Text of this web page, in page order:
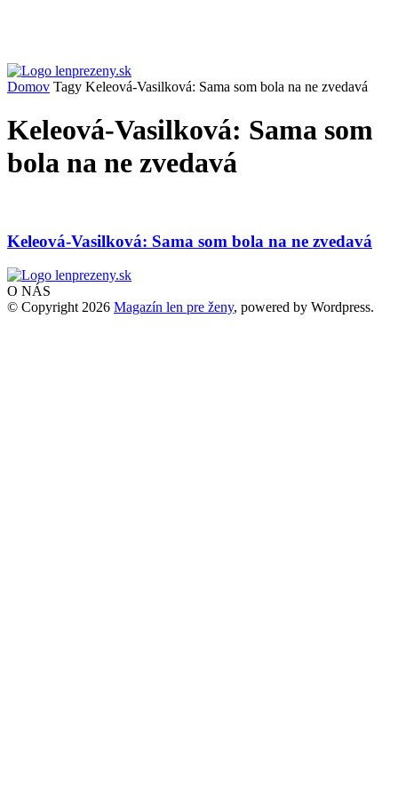
Domov Tagy Keleová-Vasilková: Sama som bola na ne zvedavá
Keleová-Vasilková: Sama som
bola na ne zvedavá
Keleová-Vasilková: Sama som bola na ne zvedavá
O NÁS
© Copyright 2026 Magazín len pre ženy, powered by Wordpress.